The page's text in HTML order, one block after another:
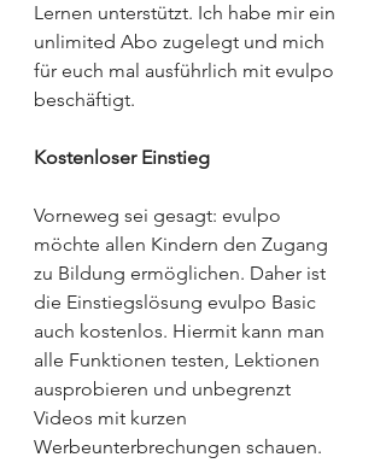
Lernen unterstützt. Ich habe mir ein
unlimited Abo zugelegt und mich
für euch mal ausführlich mit evulpo
beschäftigt.
Kostenloser Einstieg
Vorneweg sei gesagt: evulpo
möchte allen Kindern den Zugang
zu Bildung ermöglichen. Daher ist
die Einstiegslösung evulpo Basic
auch kostenlos. Hiermit kann man
alle Funktionen testen, Lektionen
ausprobieren und unbegrenzt
Videos mit kurzen
Werbeunterbrechungen schauen.